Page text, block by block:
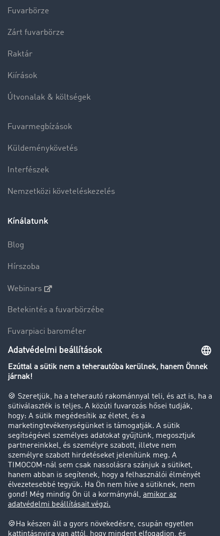
Fuvarbörze
Zárt fuvarbörze
Raktár
Kiírások
Útvonalak & költségek
Fuvarmegbízások
Küldeménykövetés
Interfészek
Nemzetközi követeléskezelés
Kínálatunk
Blog
Hírszoba
Webinars
Betekintés a fuvarbörzébe
Fuvarpiaci barométer
Transzportlexikon
Tehergépkocsi-forgalomkorlátozás
Cég
Sikertörténetek
Ügyfél hoz ügyfelet
Jogi információk
Impresszum